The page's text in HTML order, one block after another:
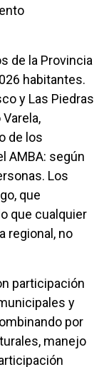
de la Provincia
habitantes.
y Las Piedras
de los
AMBA: según
Los
que
que cualquier
regional, no
participación
y
por
manejo